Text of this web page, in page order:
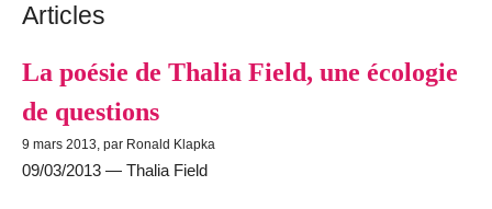
Articles
La poésie de Thalia Field, une écologie
de questions
9 mars 2013, par Ronald Klapka
09/03/2013 — Thalia Field